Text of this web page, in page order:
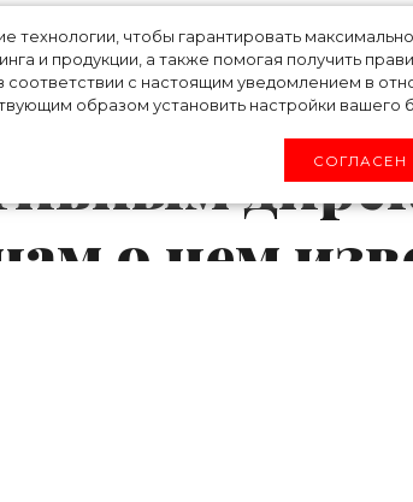
технологии, чтобы гарантировать
и продукции, а также помогая получить
с настоящим уведомлением в
образом установить настройки вашего
СОГЛАСЕН
но и
был
о нем